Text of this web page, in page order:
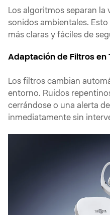
Los algoritmos separan la
sonidos ambientales.
más claras y fáciles de
Adaptación de Filtros en
Los filtros cambian
entorno. Ruidos
cerrándose o una alerta
inmediatamente sin